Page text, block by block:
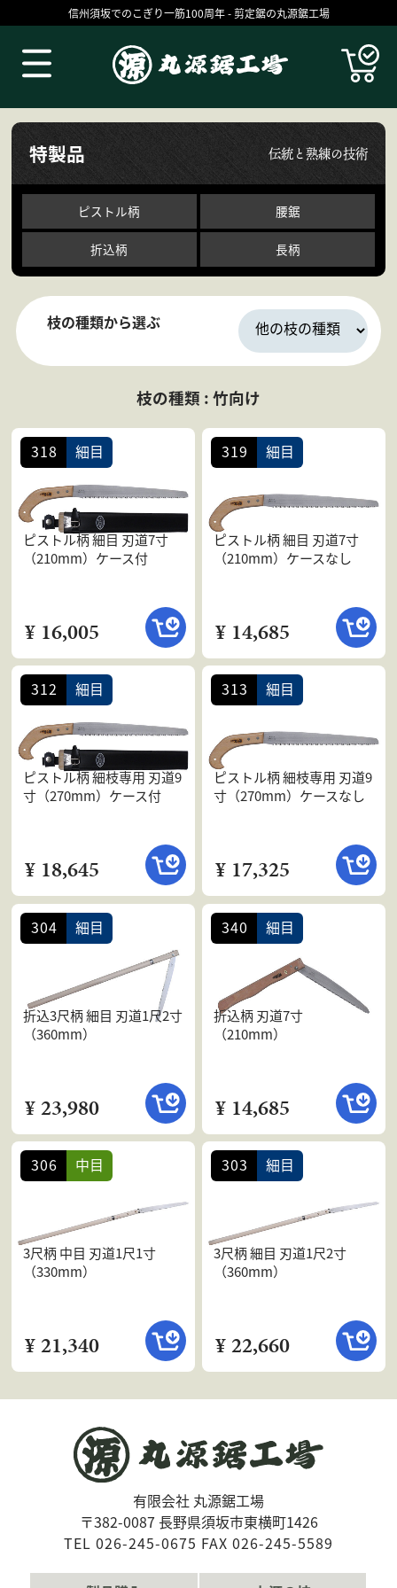
信州須坂でのこぎり一筋100周年 - 剪定鋸の丸源鋸工場
特製品 伝統と熟練の技術
ピストル柄 腰鋸
折込柄 長柄
枝の種類から選ぶ
枝の種類 : 竹向け
ピストル柄 細目 刃道7寸
（210mm）ケース付
¥ 16,005
318 細目
ピストル柄 細目 刃道7寸
（210mm）ケースなし
¥ 14,685
319 細目
ピストル柄 細枝専用 刃道9
寸（270mm）ケース付
¥ 18,645
312 細目
ピストル柄 細枝専用 刃道9
寸（270mm）ケースなし
¥ 17,325
313 細目
折込3尺柄 細目 刃道1尺2寸
（360mm）
¥ 23,980
304 細目
折込柄 刃道7寸
（210mm）
¥ 14,685
340 細目
3尺柄 中目 刃道1尺1寸
（330mm）
¥ 21,340
306 中目
3尺柄 細目 刃道1尺2寸
（360mm）
¥ 22,660
303 細目
有限会社 丸源鋸工場
〒382-0087 長野県須坂市東横町1426
TEL 026-245-0675 FAX 026-245-5589
Products
お買いものガイド
会社案内 よくある質問
お問合せ 個人情報保護方針